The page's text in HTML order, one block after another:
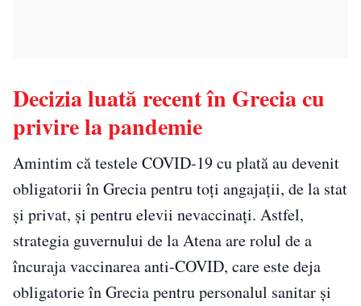
Decizia luată recent în Grecia cu
privire la pandemie
Amintim că testele COVID-19 cu plată au devenit
obligatorii în Grecia pentru toţi angajaţii, de la stat
și privat, şi pentru elevii nevaccinaţi. Astfel,
strategia guvernului de la Atena are rolul de a
încuraja vaccinarea anti-COVID, care este deja
obligatorie în Grecia pentru personalul sanitar şi